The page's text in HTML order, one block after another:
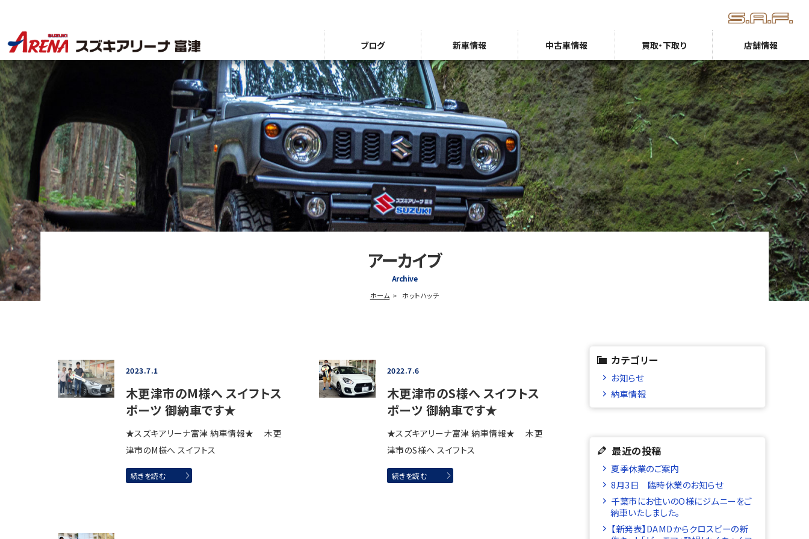
ブログ 新車情報 中古車情報 買取・下取り 店舗情報
アーカイブ
Archive
ホーム ホットハッチ
2023.7.1
木更津市のM様へ スイフトス
ポーツ 御納車です★
★スズキアリーナ富津 納車情報★ 木更
津市のM様へ スイフトス
続きを読む
2022.7.6
木更津市のS様へ スイフトス
ポーツ 御納車です★
★スズキアリーナ富津 納車情報★ 木更
津市のS様へ スイフトス
続きを読む
カテゴリー
お知らせ
納車情報
最近の投稿
夏季休業のご案内
8月3日 臨時休業のお知らせ
千葉市にお住いのO様にジムニーをご
納車いたしました。
【新発表】DAMDからクロスビーの新